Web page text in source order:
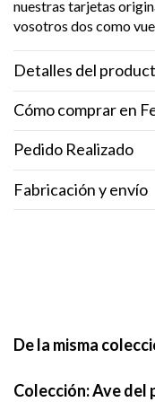
nuestras tarjetas
vosotros dos como
Detalles del
Cómo comprar en
Pedido Realizado
Fabricación y envío
De la misma
Colección: Ave del